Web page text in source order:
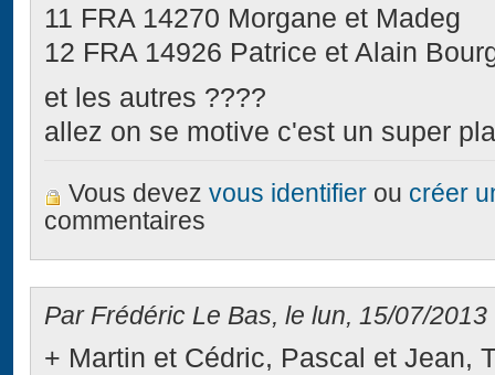
11 FRA 14270 Morgane et Madeg
12 FRA 14926 Patrice et Alain
et les autres ????
allez on se motive c'est un super
Vous devezvous identifier ou créer
commentaires
Par Frédéric Le Bas, le lun, 15/07/2013
+ Martin et Cédric, Pascal et Jean,